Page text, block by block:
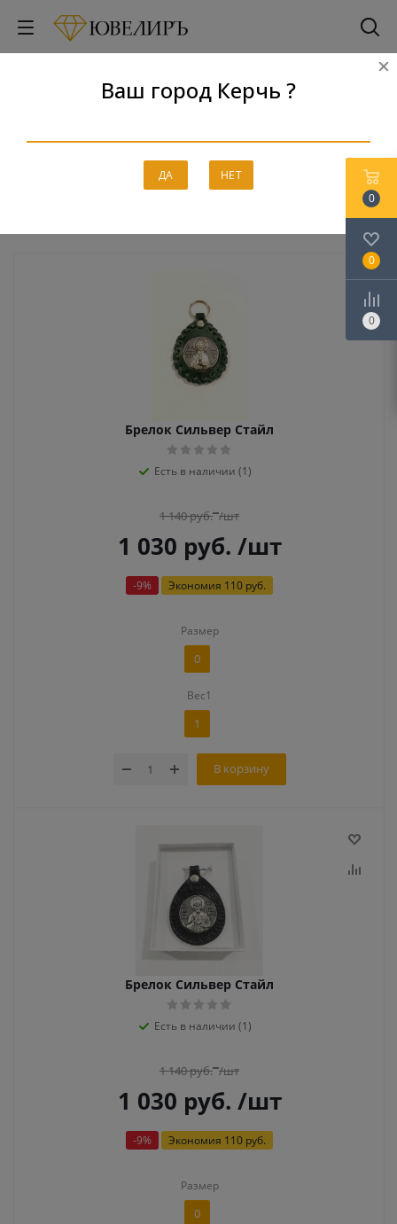
Ваш город Керчь ?
ДА НЕТ
Брелоки
Главная - Каталог - Серебро - Брелоки
Брелок Сильвер Стайл
Есть в наличии (1)
1 140руб. /шт
1 030 руб. /шт
-9% Экономия 110 руб.
Размер
0
Вес1
1
В корзину
Брелок Сильвер Стайл
Есть в наличии (1)
1 140руб. /шт
1 030 руб. /шт
-9% Экономия 110 руб.
Размер
0
0
0
0